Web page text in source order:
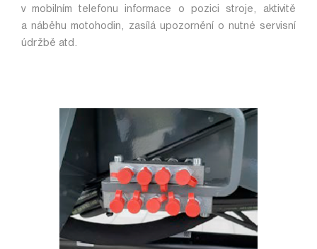
v mobilním telefonu informace o pozici stroje, aktivitě
a náběhu motohodin, zasílá upozornění o nutné servisní
údržbě atd.